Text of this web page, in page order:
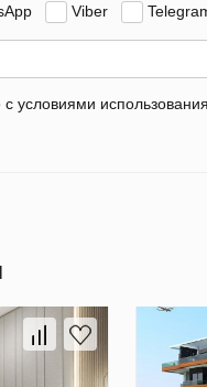
Viber
условиями использования